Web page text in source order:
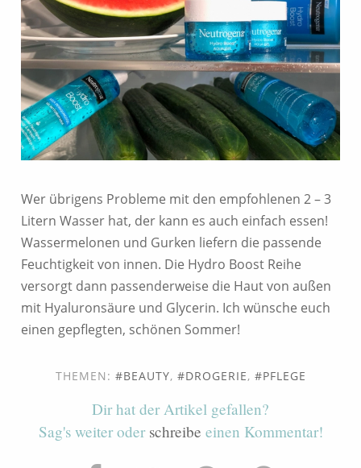
Wer übrigens Probleme mit den empfohlenen 2 – 3
Litern Wasser hat, der kann es auch einfach essen!
Wassermelonen und Gurken liefern die passende
Feuchtigkeit von innen. Die Hydro Boost Reihe
versorgt dann passenderweise die Haut von außen
mit Hyaluronsäure und Glycerin. Ich wünsche euch
einen gepflegten, schönen Sommer!
THEMEN: BEAUTY, DROGERIE, PFLEGE
Dir hat der Artikel gefallen?
Sag's weiter oder schreibe einen Kommentar!